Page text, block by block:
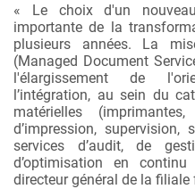
« Le choix d'un
importante de la
plusieurs années. La
(Managed Document
l'élargissement de
l’intégration, au sein du
matérielles
d’impression, supervision,
services d’audit, de
d’optimisation en
directeur général de la filiale